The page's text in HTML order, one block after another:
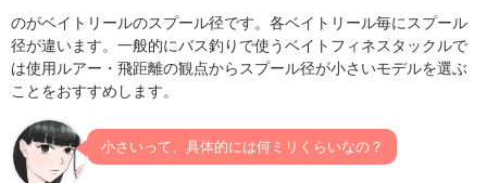
のがベイトリールのスプール径です。各ベイトリール毎にスプール
径が違います。一般的にバス釣りで使うベイトフィネスタックルで
は使用ルアー・飛距離の観点からスプール径が小さいモデルを選ぶ
ことをおすすめします。
小さいって、具体的には何ミリくらいなの？